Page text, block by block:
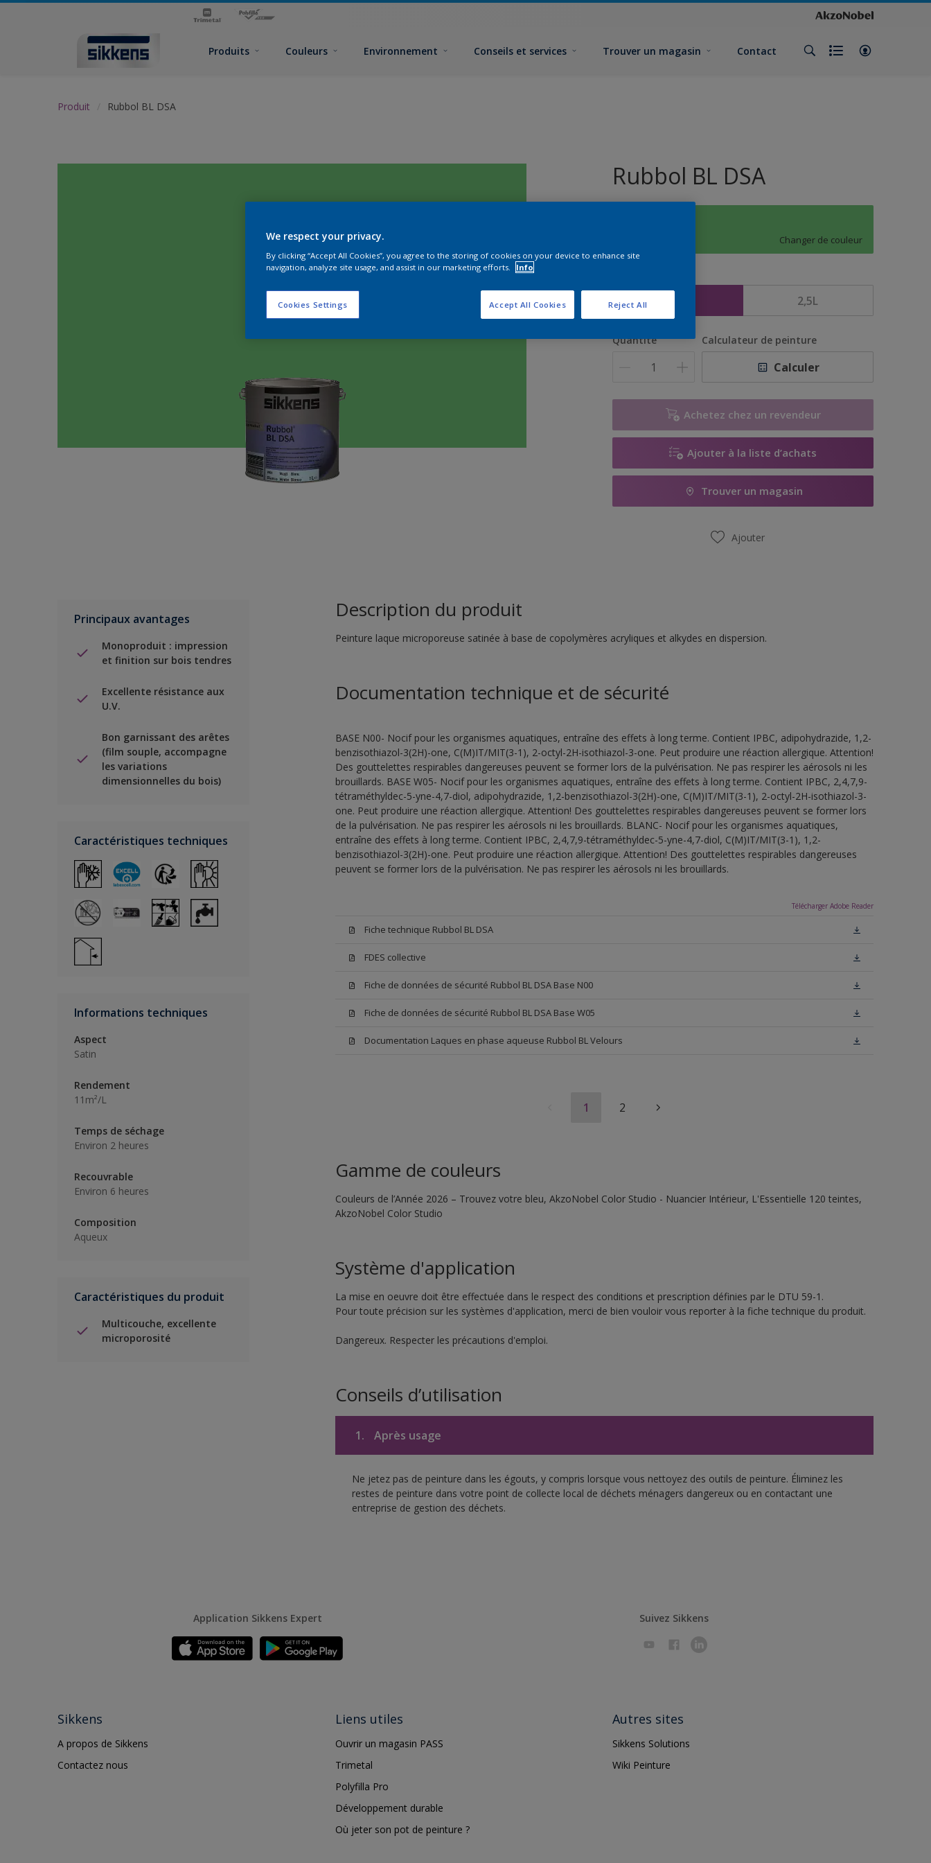
Produits Couleurs Environnement Conseils et services Trouver un magasin Contact
Produit Rubbol BL DSA
Rubbol BL DSA
Changer de couleur
2,5L
Quantité Calculateur de peinture
Calculer
Achetez chez un revendeur
Ajouter à la liste d’achats
Trouver un magasin
Ajouter
Principaux avantages
Monoproduit : impression
et finition sur bois tendres
Excellente résistance aux
U.V.
Bon garnissant des arêtes
(film souple, accompagne
les variations
dimensionnelles du bois)
Caractéristiques techniques
Informations techniques
Aspect
Satin
Rendement
11m²/L
Temps de séchage
Environ 2 heures
Recouvrable
Environ 6 heures
Composition
Aqueux
Caractéristiques du produit
Multicouche, excellente
microporosité
Description du produit
Peinture laque microporeuse satinée à base de copolymères acryliques et alkydes en dispersion.
Documentation technique et de sécurité
BASE N00- Nocif pour les organismes aquatiques, entraîne des effets à long terme. Contient IPBC, adipohydrazide, 1,2-
benzisothiazol-3(2H)-one, C(M)IT/MIT(3-1), 2-octyl-2H-isothiazol-3-one. Peut produire une réaction allergique. Attention!
Des gouttelettes respirables dangereuses peuvent se former lors de la pulvérisation. Ne pas respirer les aérosols ni les
brouillards. BASE W05- Nocif pour les organismes aquatiques, entraîne des effets à long terme. Contient IPBC, 2,4,7,9-
tétraméthyldec-5-yne-4,7-diol, adipohydrazide, 1,2-benzisothiazol-3(2H)-one, C(M)IT/MIT(3-1), 2-octyl-2H-isothiazol-3-
one. Peut produire une réaction allergique. Attention! Des gouttelettes respirables dangereuses peuvent se former lors
de la pulvérisation. Ne pas respirer les aérosols ni les brouillards. BLANC- Nocif pour les organismes aquatiques,
entraîne des effets à long terme. Contient IPBC, 2,4,7,9-tétraméthyldec-5-yne-4,7-diol, C(M)IT/MIT(3-1), 1,2-
benzisothiazol-3(2H)-one. Peut produire une réaction allergique. Attention! Des gouttelettes respirables dangereuses
peuvent se former lors de la pulvérisation. Ne pas respirer les aérosols ni les brouillards.
Télécharger Adobe Reader
Fiche technique Rubbol BL DSA
FDES collective
Fiche de données de sécurité Rubbol BL DSA Base N00
Fiche de données de sécurité Rubbol BL DSA Base W05
Documentation Laques en phase aqueuse Rubbol BL Velours
1 2
Gamme de couleurs
Couleurs de l’Année 2026 – Trouvez votre bleu, AkzoNobel Color Studio - Nuancier Intérieur, L'Essentielle 120 teintes,
AkzoNobel Color Studio
Système d'application
La mise en oeuvre doit être effectuée dans le respect des conditions et prescription définies par le DTU 59-1.
Pour toute précision sur les systèmes d'application, merci de bien vouloir vous reporter à la fiche technique du produit.
Dangereux. Respecter les précautions d'emploi.
Conseils d’utilisation
1. Après usage
Ne jetez pas de peinture dans les égouts, y compris lorsque vous nettoyez des outils de peinture. Éliminez les
restes de peinture dans votre point de collecte local de déchets ménagers dangereux ou en contactant une
entreprise de gestion des déchets.
Application Sikkens Expert Suivez Sikkens
Sikkens
A propos de Sikkens
Contactez nous
Liens utiles
Ouvrir un magasin PASS
Trimetal
Polyfilla Pro
Développement durable
Où jeter son pot de peinture ?
Autres sites
Sikkens Solutions
Wiki Peinture
We respect your privacy.
By clicking “Accept All Cookies”, you agree to the storing of cookies on your device to enhance site
navigation, analyze site usage, and assist in our marketing efforts.
Info
Cookies Settings Reject All
Accept All Cookies